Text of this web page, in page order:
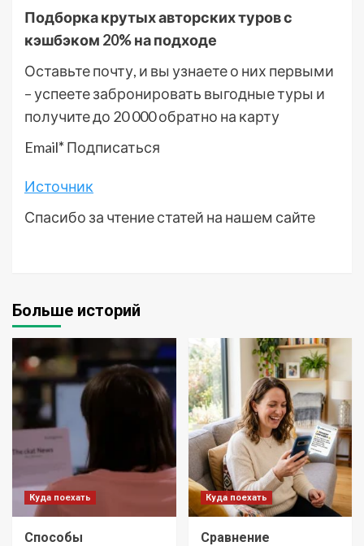
Подборка крутых авторских туров с
кэшбэком 20% на подходе
Оставьте почту, и вы узнаете о них первыми
– успеете забронировать выгодные туры и
получите до 20 000 обратно на карту
Email* Подписаться
Источник
Спасибо за чтение статей на нашем сайте
Больше историй
Куда поехать
Способы
Куда поехать
Сравнение